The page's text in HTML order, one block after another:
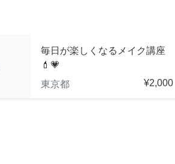
毎日が楽しくなるメイク講座
💄💗
東京都
¥2,000